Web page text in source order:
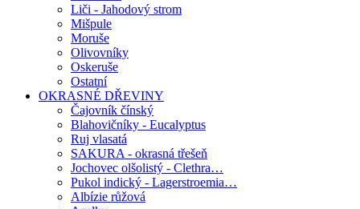
Liči - Jahodový strom
Mišpule
Moruše
Olivovníky
Oskeruše
Ostatní
OKRASNÉ DŘEVINY
Čajovník čínský
Blahovičníky - Eucalyptus
Ruj vlasatá
SAKURA - okrasná třešeň
Jochovec olšolistý - Clethra…
Pukol indický - Lagerstroemia…
Albízie růžová